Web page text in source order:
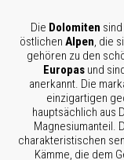
Die Dolomiten
östlichen Alpen , die
gehören zu den
Europasund
anerkannt. Die
einzigartigen
hauptsächlich aus
Magnesiumanteil.
charakteristischen
Kämme, die dem